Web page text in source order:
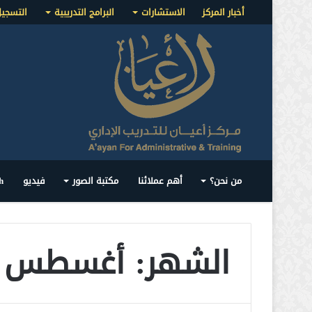
أخبار المركز الاستشارات البرامج التدريبية
من نحن؟ أهم عملائنا مكتبة الصور فيديو
الشهر: أغسطس 2024